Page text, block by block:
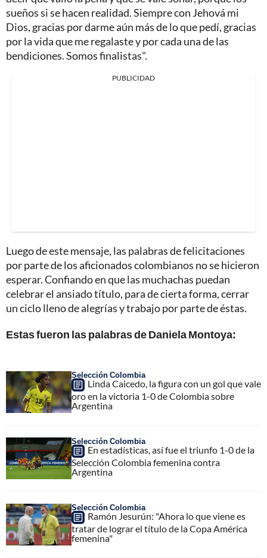
sueños si se hacen realidad. Siempre con Jehová mi
Dios, gracias por darme aún más de lo que pedí, gracias
por la vida que me regalaste y por cada una de las
bendiciones. Somos finalistas".
PUBLICIDAD
Luego de este mensaje, las palabras de felicitaciones
por parte de los aficionados colombianos no se hicieron
esperar. Confiando en que las muchachas puedan
celebrar el ansiado título, para de cierta forma, cerrar
un ciclo lleno de alegrías y trabajo por parte de éstas.
Estas fueron las palabras de Daniela Montoya:
Selección Colombia
Linda Caicedo, la figura con un gol que vale
oro en la victoria 1-0 de Colombia sobre
Argentina
Selección Colombia
En estadísticas, así fue el triunfo 1-0 de la
Selección Colombia femenina contra
Argentina
Selección Colombia
Ramón Jesurún: "Ahora lo que viene es
tratar de lograr el título de la Copa América
femenina"